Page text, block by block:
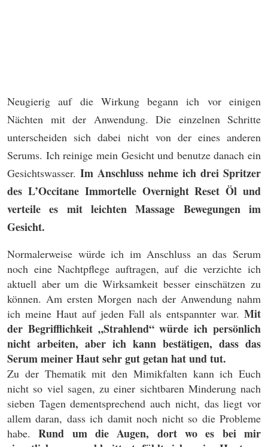
Neugierig auf die Wirkung begann ich vor einigen
Nächten mit der Anwendung. Die einzelnen Schritte
unterscheiden sich dabei nicht von der eines anderen
Serums. Ich reinige mein Gesicht und benutze danach ein
Gesichtswasser. Im Anschluss nehme ich drei Spritzer
des L’Occitane Immortelle Overnight Reset Öl und
verteile es mit leichten Massage Bewegungen im
Gesicht.
Normalerweise würde ich im Anschluss an das Serum
noch eine Nachtpflege auftragen, auf die verzichte ich
aktuell aber um die Wirksamkeit besser einschätzen zu
können. Am ersten Morgen nach der Anwendung nahm
ich meine Haut auf jeden Fall als entspannter war. Mit
der Begrifflichkeit „Strahlend“ würde ich persönlich
nicht arbeiten, aber ich kann bestätigen, dass das
Serum meiner Haut sehr gut getan hat und tut.
Zu der Thematik mit den Mimikfalten kann ich Euch
nicht so viel sagen, zu einer sichtbaren Minderung nach
sieben Tagen dementsprechend auch nicht, das liegt vor
allem daran, dass ich damit noch nicht so die Probleme
habe.Rund um die Augen, dort wo es bei mir